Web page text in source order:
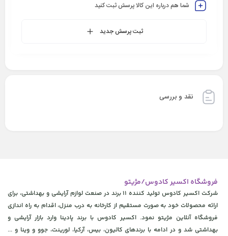
شما هم درباره این کالا پرسش ثبت کنید
ثبت پرسش جدید
نقد و بررسی
فروشگاه اکسیر کادوس/مژیتو
شرکت اکسیر کادوس تولید کننده 11 برند در صنعت لوازم آرایشی و بهداشتی، برای
ارائه محصولات خود به صورت مستقیم از کارخانه به درب منزل، اقدام به راه اندازی
فروشگاه آنلاین مژیتو نمود. اکسیر کادوس با برند پادینا وارد بازار آرایشی و
بهداشتی شد و در ادامه با برندهای کالیون، بیس، آرکیا، لورینت، جوو و وینا و ...